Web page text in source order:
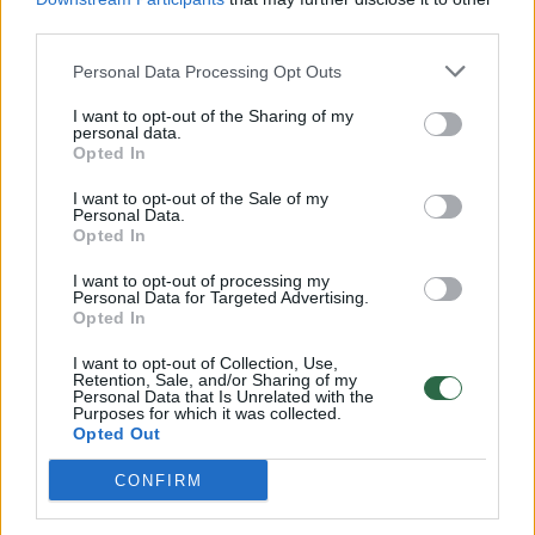
Personal Data Processing Opt Outs
I want to opt-out of the Sharing of my
personal data.
Opted In
I want to opt-out of the Sale of my
Personal Data.
Opted In
I want to opt-out of processing my
Personal Data for Targeted Advertising.
Opted In
I want to opt-out of Collection, Use,
Retention, Sale, and/or Sharing of my
Personal Data that Is Unrelated with the
Purposes for which it was collected.
Opted Out
CONFIRM
dėl ko ir susidaro avarinės situacijos ar net
masinės avarijos“, – pasakoja R. Pocius.
Susiję straipsniai
Atskleidė tikrąją problemą,
kodėl praskrieję pro vidutinio
greičio matuoklius vis dar